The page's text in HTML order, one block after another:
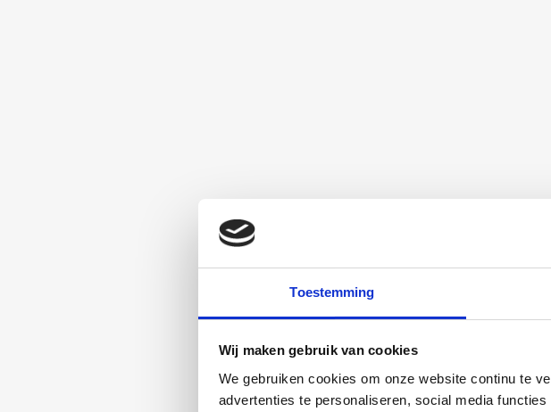
Toestemming
Wij maken gebruik van cookies
We gebruiken cookies om onze website continu te
advertenties te personaliseren, social media